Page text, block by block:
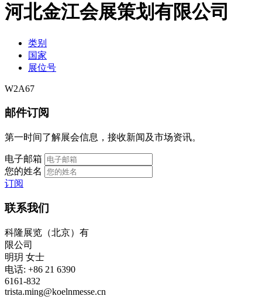
河北金江会展策划有限公司
类别
国家
展位号
W2A67
邮件订阅
第一时间了解展会信息，接收新闻及市场资讯。
电子邮箱
您的姓名
订阅
联系我们
科隆展览（北京）有
限公司
明玥 女士
电话: +86 21 6390
6161-832
trista.ming@koelnmesse.cn